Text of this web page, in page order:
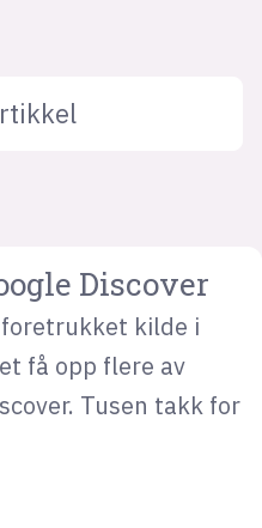
Discover
foretrukket kilde i
få opp flere av
Tusen takk for